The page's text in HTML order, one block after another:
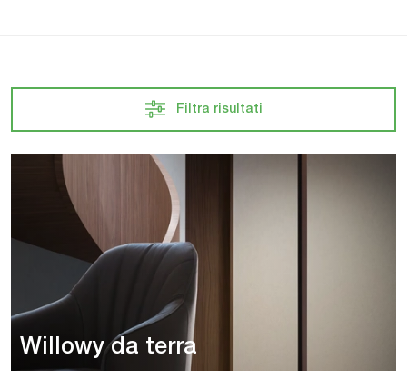
Filtra risultati
Willowy da terra